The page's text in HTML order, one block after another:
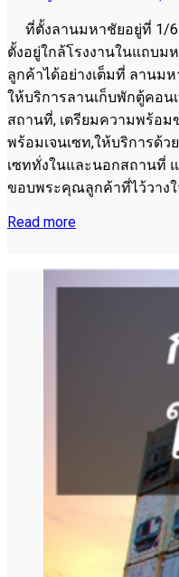
ที่ตั้งลานมหาชัยอยู่ที่ 1/6
ตั้งอยู่ใกล้โรงงานในแถบม
ลูกค้าได้อย่างเต็มที่ ลานม
ให้บริการลานเก็บพักตู้คอน
สถานที่, เตรียมความพร้อม
พร้อมเจนเซท,ให้บริการด้
เซททั่งในและนอกสถานที่
ขอบพระคุณลูกค้าที่ไว้วางใ
Read more